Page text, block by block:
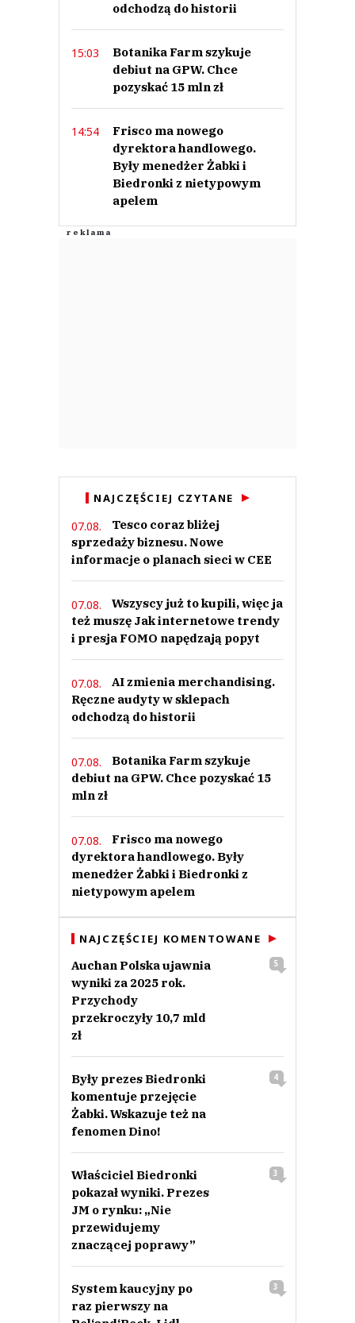
odchodzą do historii
15:03
Botanika Farm szykuje
debiut na GPW. Chce
pozyskać 15 mln zł
14:54
Frisco ma nowego
dyrektora handlowego.
Były menedżer Żabki i
Biedronki z nietypowym
apelem
NAJCZĘŚCIEJ CZYTANE
07.08.
Tesco coraz bliżej
sprzedaży biznesu. Nowe
informacje o planach sieci w CEE
07.08.
Wszyscy już to kupili, więc ja
też muszę Jak internetowe trendy
i presja FOMO napędzają popyt
07.08.
AI zmienia merchandising.
Ręczne audyty w sklepach
odchodzą do historii
07.08.
Botanika Farm szykuje
debiut na GPW. Chce pozyskać 15
mln zł
07.08.
Frisco ma nowego
dyrektora handlowego. Były
menedżer Żabki i Biedronki z
nietypowym apelem
NAJCZĘŚCIEJ KOMENTOWANE
Auchan Polska ujawnia
wyniki za 2025 rok.
Przychody
przekroczyły 10,7 mld
zł
5
Były prezes Biedronki
komentuje przejęcie
Żabki. Wskazuje też na
fenomen Dino!
4
Właściciel Biedronki
pokazał wyniki. Prezes
JM o rynku: „Nie
przewidujemy
znaczącej poprawy”
3
System kaucyjny po
raz pierwszy na
3